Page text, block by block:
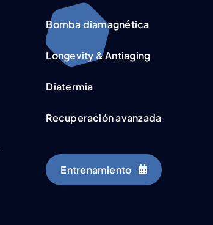
Bomba diamagnética
Longevity & Antiaging
Diatermia
Recuperación avanzada
Entrenamiento